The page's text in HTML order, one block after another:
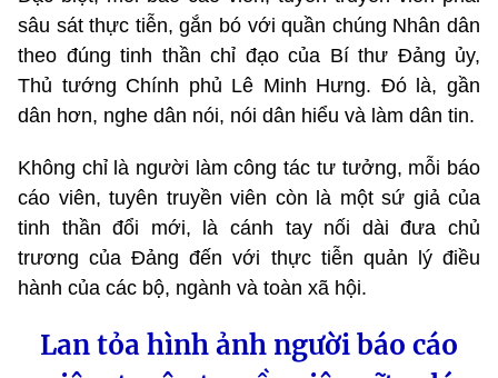
sâu sát thực tiễn, gắn bó với quần chúng Nhân dân
theo đúng tinh thần chỉ đạo của Bí thư Đảng ủy,
Thủ tướng Chính phủ Lê Minh Hưng. Đó là, gần
dân hơn, nghe dân nói, nói dân hiểu và làm dân tin.
Không chỉ là người làm công tác tư tưởng, mỗi báo
cáo viên, tuyên truyền viên còn là một sứ giả của
tinh thần đổi mới, là cánh tay nối dài đưa chủ
trương của Đảng đến với thực tiễn quản lý điều
hành của các bộ, ngành và toàn xã hội.
Lan tỏa hình ảnh người báo cáo